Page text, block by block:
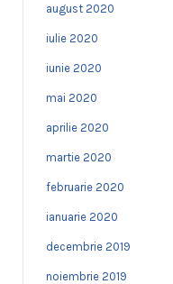
august 2020
iulie 2020
iunie 2020
mai 2020
aprilie 2020
martie 2020
februarie 2020
ianuarie 2020
decembrie 2019
noiembrie 2019